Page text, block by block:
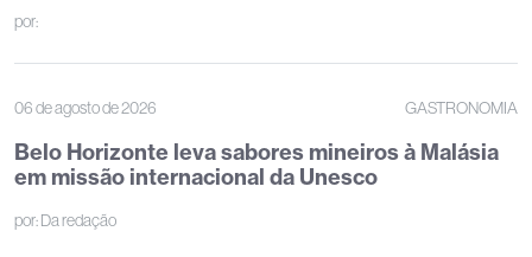
por:
06 de agosto de 2026 GASTRONOMIA
Belo Horizonte leva sabores mineiros à Malásia
em missão internacional da Unesco
por:Da redação